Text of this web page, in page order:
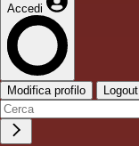
Accedi
Modifica profilo Logout